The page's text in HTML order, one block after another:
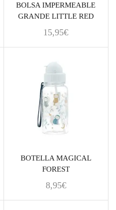
BOLSA IMPERMEABLE
GRANDE LITTLE RED
15,95€
BOTELLA MAGICAL
FOREST
8,95€